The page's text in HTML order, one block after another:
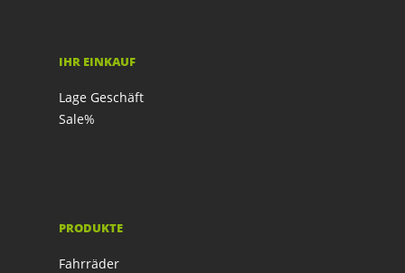
IHR EINKAUF
Lage Geschäft
Sale%
PRODUKTE
Fahrräder